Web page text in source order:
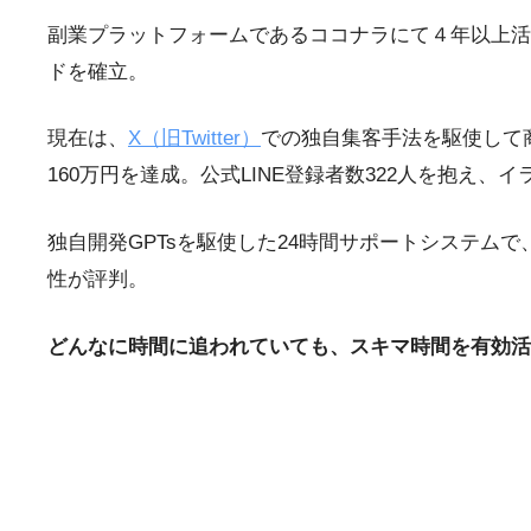
副業プラットフォームであるココナラにて４年以上
ドを確立。
現在は、 X（旧Twitter） での独自集客手法を駆使し
160万円を達成。公式LINE登録者数322人を抱え、
独自開発GPTsを駆使した24時間サポートシステム
性が評判。
どんなに時間に追われていても、スキマ時間を有効